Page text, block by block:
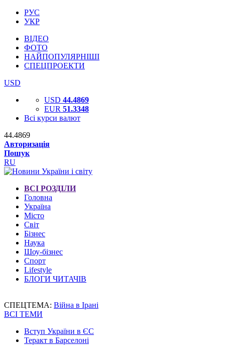
РУС
УКР
ВІДЕО
ФОТО
НАЙПОПУЛЯРНІШІ
СПЕЦПРОЕКТИ
USD
USD 44.4869
EUR 51.3348
Всі курси валют
44.4869
Авторизація
Пошук
RU
ВСІ РОЗДІЛИ
Головна
Україна
Місто
Світ
Бізнес
Наука
Шоу-бізнес
Спорт
Lifestyle
БЛОГИ ЧИТАЧІВ
СПЕЦТЕМА: Війна в Ірані
ВСІ ТЕМИ
Вступ України в ЄС
Теракт в Барселоні